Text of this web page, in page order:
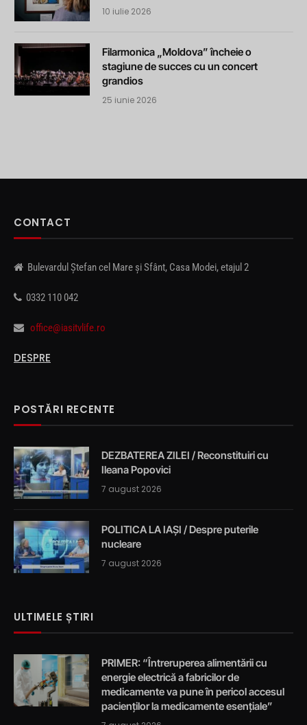
10 iulie 2026
Filarmonica „Moldova” încheie o
stagiune de succes cu un concert
grandios
25 iunie 2026
CONTACT
Bulevardul Ștefan cel Mare și Sfânt, Casa Modei, etajul 2
0332 110 042
office@iasitvlife.ro
DESPRE
POSTĂRI RECENTE
DEZBATEREA ZILEI / Reconstituiri cu
Ileana Popovici
7 august 2026
POLITICA LA IAȘI / Despre puterile
nucleare
7 august 2026
ULTIMELE ȘTIRI
PRIMER: “Întreruperea alimentării cu
energie electrică a fabricilor de
medicamente va pune în pericol accesul
pacienților la medicamente esențiale”